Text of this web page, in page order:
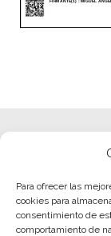
Para ofrecer las
cookies para
consentimiento de
comportamiento de